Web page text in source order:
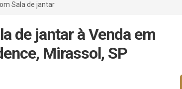
Sala de jantar
de jantar à Venda em
Mirassol, SP